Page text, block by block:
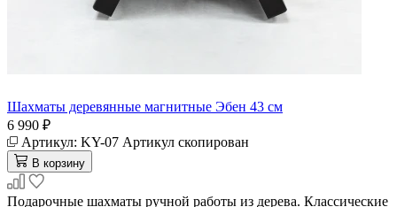
Шахматы деревянные магнитные Эбен 43 см
6 990 ₽
Артикул: KY-07 Артикул скопирован
В корзину
Подарочные шахматы ручной работы из дерева. Классические